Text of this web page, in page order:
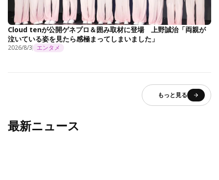
Cloud tenが公開ゲネプロ＆囲み取材に登場 上野誠治「両親が
泣いている姿を見たら感極まってしまいました」
2026/8/3 エンタメ
もっと見る
最新ニュース